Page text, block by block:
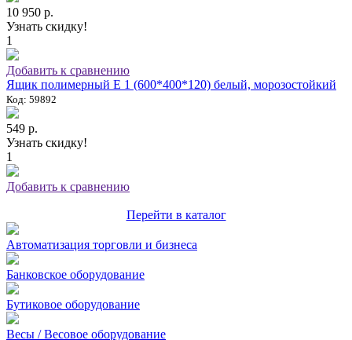
10 950 р.
Узнать скидку!
1
Добавить к сравнению
Ящик полимерный E 1 (600*400*120) белый, морозостойкий
Код: 59892
549 р.
Узнать скидку!
1
Добавить к сравнению
Перейти в каталог
Автоматизация торговли и бизнеса
Банковское оборудование
Бутиковое оборудование
Весы / Весовое оборудование